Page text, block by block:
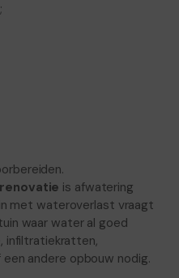
is afwatering
met wateroverlast vraagt
waar water al goed
infiltratiekratten,
andere opbouw nodig.